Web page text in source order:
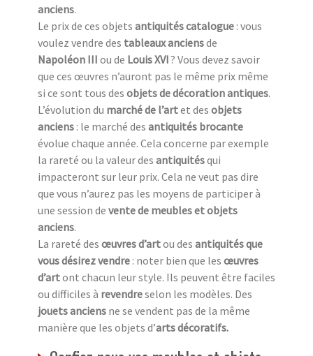
anciens.
Le prix de ces objets antiquités catalogue : vous
voulez vendre des tableaux anciensde
Napoléon III ou de Louis XVI? Vous devez savoir
que ces œuvres n’auront pas le même prix même
si ce sont tous des objets de décoration antiques.
L’évolution du marché de l’artet des objets
anciens : le marché des antiquités brocante
évolue chaque année. Cela concerne par exemple
la rareté ou la valeur des antiquitésqui
impacteront sur leur prix. Cela ne veut pas dire
que vous n’aurez pas les moyens de participer à
une session de vente de meubles et objets
anciens.
La rareté des œuvres d’artou des antiquités que
vous désirez vendre : noter bien que les œuvres
d’artont chacun leur style. Ils peuvent être faciles
ou difficiles à revendreselon les modèles. Des
jouets anciens ne se vendent pas de la même
manière que les objets d’arts décoratifs.